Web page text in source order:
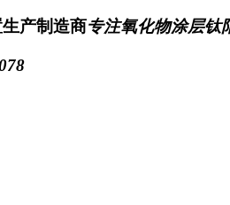
产制造商专注氧化物涂层钛